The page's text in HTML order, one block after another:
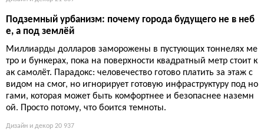
Подземный урбанизм: почему города будущего не в неб
е, а под землёй
Миллиарды долларов заморожены в пустующих тоннелях ме
тро и бункерах, пока на поверхности квадратный метр стоит к
ак самолёт. Парадокс: человечество готово платить за этаж с
видом на смог, но игнорирует готовую инфраструктуру под но
гами, которая может быть комфортнее и безопаснее наземн
ой. Просто потому, что боится темноты.
Дизайн и декор 20 937